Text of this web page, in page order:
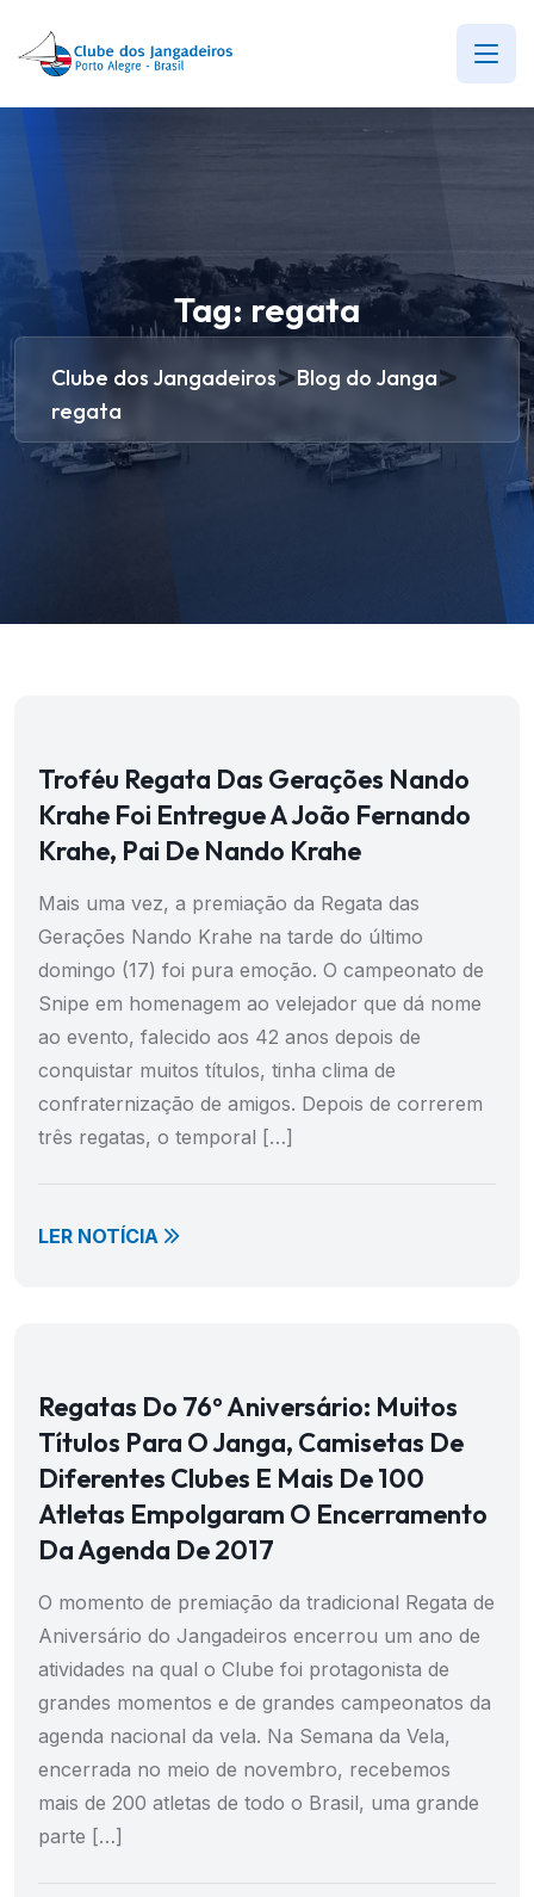
Tag: regata
Clube dos Jangadeiros>Blog do Janga>
regata
Troféu Regata Das Gerações Nando
Krahe Foi Entregue A João Fernando
Krahe, Pai De Nando Krahe
Mais uma vez, a premiação da Regata das
Gerações Nando Krahe na tarde do último
domingo (17) foi pura emoção. O campeonato de
Snipe em homenagem ao velejador que dá nome
ao evento, falecido aos 42 anos depois de
conquistar muitos títulos, tinha clima de
confraternização de amigos. Depois de correrem
três regatas, o temporal […]
LER NOTÍCIA
Regatas Do 76º Aniversário: Muitos
Títulos Para O Janga, Camisetas De
Diferentes Clubes E Mais De 100
Atletas Empolgaram O Encerramento
Da Agenda De 2017
O momento de premiação da tradicional Regata de
Aniversário do Jangadeiros encerrou um ano de
atividades na qual o Clube foi protagonista de
grandes momentos e de grandes campeonatos da
agenda nacional da vela. Na Semana da Vela,
encerrada no meio de novembro, recebemos
mais de 200 atletas de todo o Brasil, uma grande
parte […]